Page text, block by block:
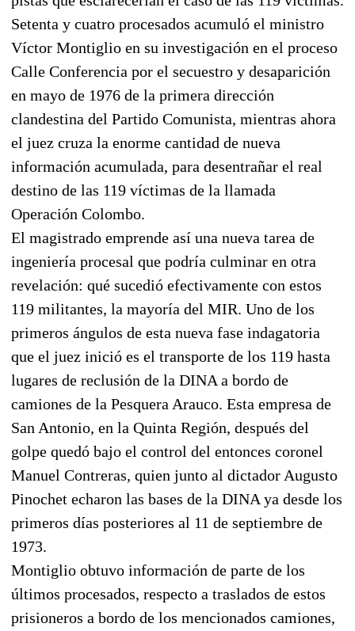
Setenta y cuatro procesados acumuló el ministro
Víctor Montiglio en su investigación en el proceso
Calle Conferencia por el secuestro y desaparición
en mayo de 1976 de la primera dirección
clandestina del Partido Comunista, mientras ahora
el juez cruza la enorme cantidad de nueva
información acumulada, para desentrañar el real
destino de las 119 víctimas de la llamada
Operación Colombo.
El magistrado emprende así una nueva tarea de
ingeniería procesal que podría culminar en otra
revelación: qué sucedió efectivamente con estos
119 militantes, la mayoría del MIR. Uno de los
primeros ángulos de esta nueva fase indagatoria
que el juez inició es el transporte de los 119 hasta
lugares de reclusión de la DINA a bordo de
camiones de la Pesquera Arauco. Esta empresa de
San Antonio, en la Quinta Región, después del
golpe quedó bajo el control del entonces coronel
Manuel Contreras, quien junto al dictador Augusto
Pinochet echaron las bases de la DINA ya desde los
primeros días posteriores al 11 de septiembre de
1973.
Montiglio obtuvo información de parte de los
últimos procesados, respecto a traslados de estos
prisioneros a bordo de los mencionados camiones,